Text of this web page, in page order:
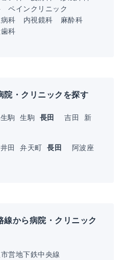
ペインクリニック
科 内視鏡科
麻酔科
科
院・クリニックを探す
駒 生駒 長田 吉田
新
田 弁天町 長田
阿波座
線から病院・クリニック
営地下鉄中央線